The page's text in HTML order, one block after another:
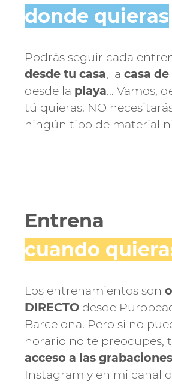
donde quieras
Podrás seguir cada
desde tu casa, la casa
desde la playa… Vamos,
tú quieras. NO
ningún tipo de material
Entrena
cuando
Los entrenamientos son
DIRECTO desde
Barcelona. Pero si no
horario no te preocupes,
acceso a las grabaciones
Instagram y en mi canal